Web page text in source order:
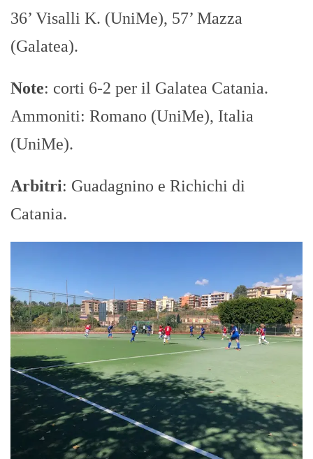
36’ Visalli K. (UniMe), 57’ Mazza
(Galatea).
Note: corti 6-2 per il Galatea Catania.
Ammoniti: Romano (UniMe), Italia
(UniMe).
Arbitri: Guadagnino e Richichi di
Catania.